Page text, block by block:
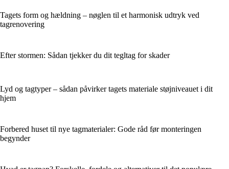
Tagets form og hældning – nøglen til et harmonisk udtryk ved
tagrenovering
Efter stormen: Sådan tjekker du dit tegltag for skader
Lyd og tagtyper – sådan påvirker tagets materiale støjniveauet i dit
hjem
Forbered huset til nye tagmaterialer: Gode råd før monteringen
begynder